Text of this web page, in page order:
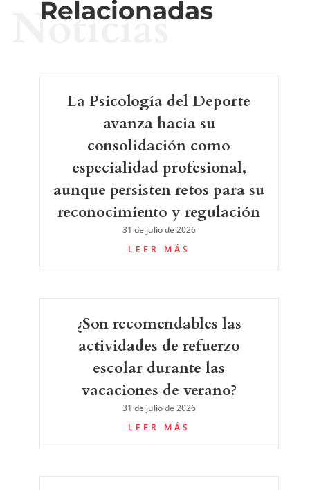
Relacionadas
Noticias
La Psicología del Deporte
avanza hacia su
consolidación como
especialidad profesional,
aunque persisten retos para su
reconocimiento y regulación
31 de julio de 2026
LEER MÁS
¿Son recomendables las
actividades de refuerzo
escolar durante las
vacaciones de verano?
31 de julio de 2026
LEER MÁS